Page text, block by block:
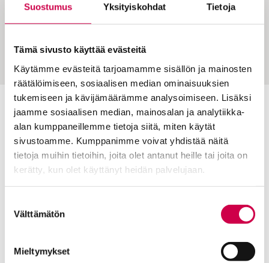
Suostumus Yksityiskohdat Tietoja
Tämä sivusto käyttää evästeitä
Käytämme evästeitä tarjoamamme sisällön ja mainosten
räätälöimiseen, sosiaalisen median ominaisuuksien
tukemiseen ja kävijämäärämme analysoimiseen. Lisäksi
jaamme sosiaalisen median, mainosalan ja analytiikka-
alan kumppaneillemme tietoja siitä, miten käytät
sivustoamme. Kumppanimme voivat yhdistää näitä
tietoja muihin tietoihin, joita olet antanut heille tai joita on
kerätty, kun olet käyttänyt heidän palvelujaan.
valinta
Välttämätön
Mieltymykset
AIKA JA ILMIÖT | 26.10.2022
Pasi Klemettinen: kansanuskon myyttiset
pahikset
Toimitus
Yhteystiedot
Postiosoite
PL 48, 08101 LOHJA
Sana-lehden kampanjat